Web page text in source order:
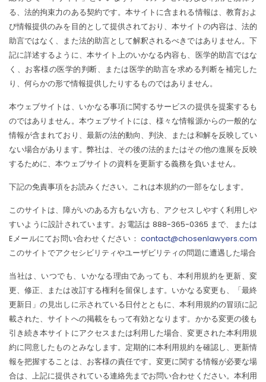
る、法的拘束力のある契約です。本サイトに含まれる情報は、教育およ
び情報提供のみを目的として提供されており、本サイトの内容は、法的
助言ではなく、また法的助言として解釈されるべきではありません。下
記に詳述するように、本サイト上のいかなる内容も、医学的助言ではな
く、お客様の医学的判断、または医学的助言を求める判断を補完した
り、何らかの形で情報提供したりするものではありません。
本ウェブサイトは、いかなる事項に関するサービスの提供を提案するも
のではありません。本ウェブサイトには、様々な情報源からの一般的な
情報が含まれており、最新の法的動向、判決、または和解を反映してい
ない場合があります。弊社は、その後の法的またはその他の進展を反映
するために、本ウェブサイトの資料を更新する義務を負いません。
下記の免責事項をお読みください。これは本規約の一部をなします。
このサイトは、障がいのある方もない方も、アクセスしやすく利用しや
すいように設計されています。お電話は 888-365-0365 まで、または
Eメールにてお問い合わせください： contact@chosenlawyers.com
このサイトでアクセシビリティやユーザビリティの問題に遭遇した場合
当社は、いつでも、いかなる理由であっても、本利用規約を更新、変
更、修正、または改訂する権利を留保します。いかなる変更も、「最終
更新日」の見出しに示されている日付とともに、本利用規約の冒頭に記
載された、サイトへの掲載をもって有効となります。かかる変更の後も
引き続き本サイトにアクセスまたは利用した場合、変更された本利用規
約に同意したものとみなします。定期的に本利用規約を確認し、更新情
報を把握することは、お客様の責任です。変更に関する情報が必要な場
合は、上記に提供されている連絡先までお問い合わせください。本利用